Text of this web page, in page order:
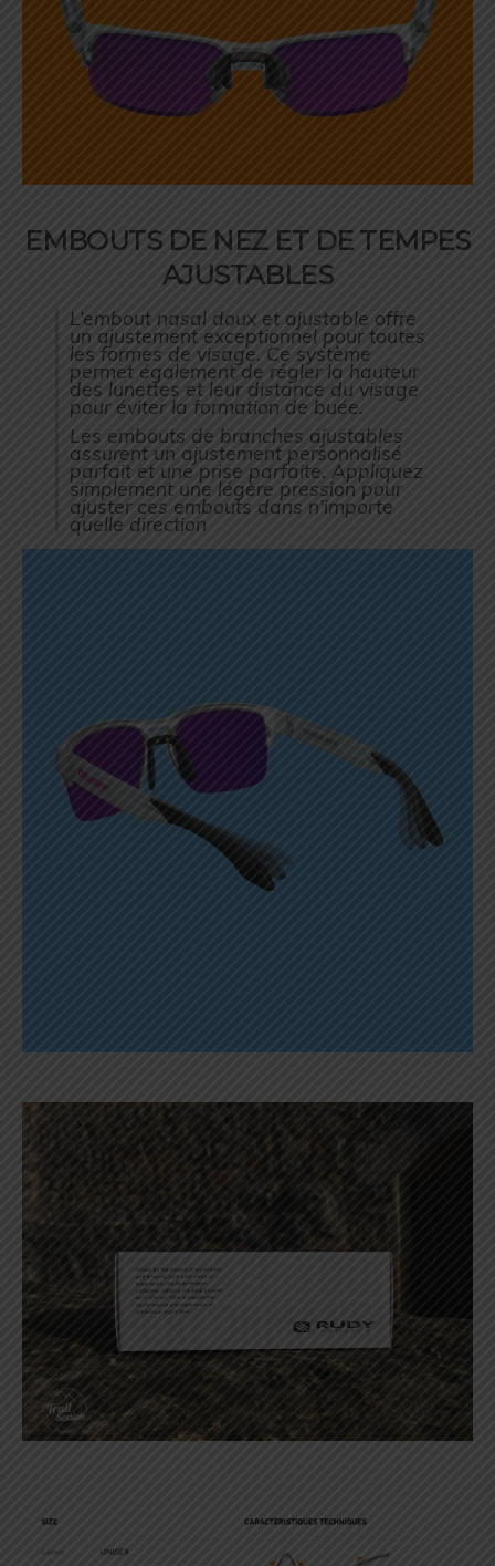
EMBOUTS DE NEZ ET DE TEMPES
AJUSTABLES
L’embout nasal doux et ajustable offre
un ajustement exceptionnel pour toutes
les formes de visage. Ce système
permet également de régler la hauteur
des lunettes et leur distance du visage
pour éviter la formation de buée.
Les embouts de branches ajustables
assurent un ajustement personnalisé
parfait et une prise parfaite. Appliquez
simplement une légère pression pour
ajuster ces embouts dans n’importe
quelle direction